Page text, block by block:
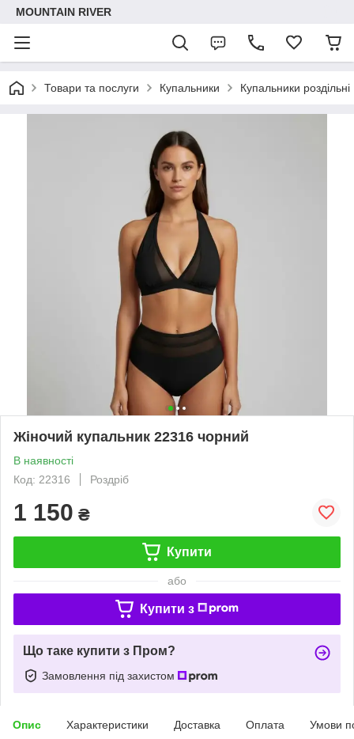
MOUNTAIN RIVER
Товари та послуги Купальники Купальники роздільні
Жіночий купальник 22316 чорний
В наявності
Код: 22316
Роздріб
1 150 ₴
Купити
або
Купити з
Що таке купити з Пром?
Замовлення під захистом
Опис Характеристики Доставка Оплата Умови